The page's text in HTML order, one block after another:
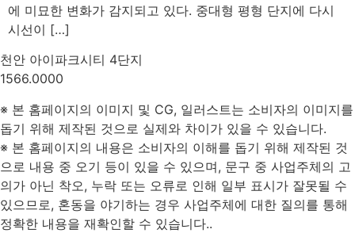
에 미묘한 변화가 감지되고 있다. 중대형 평형 단지에 다시
시선이 […]
천안 아이파크시티 4단지
1566.0000
※ 본 홈페이지의 이미지 및 CG, 일러스트는 소비자의 이미지를
돕기 위해 제작된 것으로 실제와 차이가 있을 수 있습니다.
※ 본 홈페이지의 내용은 소비자의 이해를 돕기 위해 제작된 것
으로 내용 중 오기 등이 있을 수 있으며, 문구 중 사업주체의 고
의가 아닌 착오, 누락 또는 오류로 인해 일부 표시가 잘못될 수
있으므로, 혼동을 야기하는 경우 사업주체에 대한 질의를 통해
정확한 내용을 재확인할 수 있습니다..